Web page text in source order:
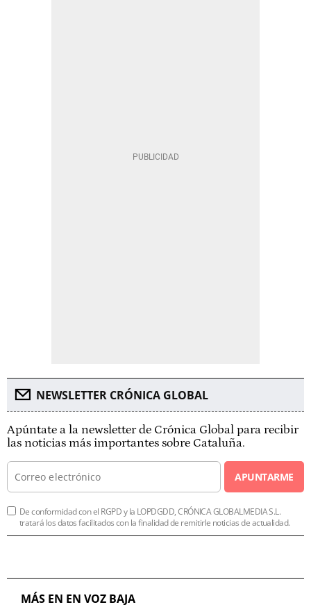
NEWSLETTER CRÓNICA GLOBAL
Apúntate a la newsletter de Crónica Global para recibir
las noticias más importantes sobre Cataluña.
APUNTARME
De conformidad con el RGPD y la LOPDGDD, CRÓNICA GLOBALMEDIA S.L.
tratará los datos facilitados con la finalidad de remitirle noticias de actualidad.
MÁS EN EN VOZ BAJA